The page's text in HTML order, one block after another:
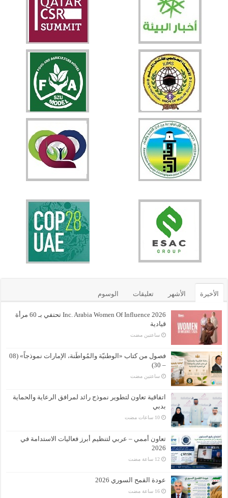
الأخيرة الأشهر تعليقات الوسوم
Inc. Arabia Women Of Influence 2026 تحتفي بـ 60 مرأة
قيادية
‏ساعتين مضت
فصول من كتاب «الوطنيّة والمُواطَنة، الإمارات نموذجاً» (08
– 30)
‏ساعتين مضت
اتفاقية تعاون لتطوير نموذج رائد لمرافق الرعاية والحماية
بدبي
تعاون أممي – عربي لتنظيم أبرز فعاليات الاستدامة في
2026
عودة القمح السوري 2026